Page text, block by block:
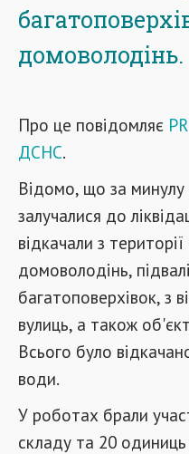
домоволодінь.
Про це повідомляє
ДСНС.
Відомо, що за минулу
залучалися до
відкачали з
домоволодінь,
багатоповерхівок, з
вулиць, а також
Всього було
води.
У роботах брали
складу та 20 одиниць